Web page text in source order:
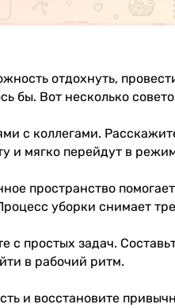
отдохнуть,
бы. Вот несколько
с коллегами.
и мягко перейдут в
пространство
уборки снимает
с простых задач.
в рабочий ритм.
и восстановите